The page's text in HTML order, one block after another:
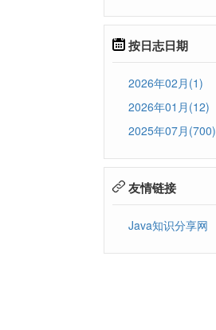
按日志日期
2026年02月(1)
2026年01月(12)
2025年07月(700)
友情链接
Java知识分享网